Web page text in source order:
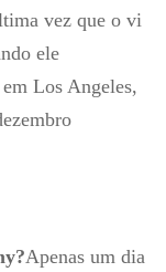
vez que o vi
ele
Los Angeles,
Apenas um dia